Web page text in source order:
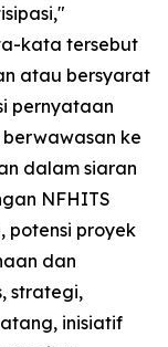
kata tersebut
atau bersyarat
pernyataan
ke
dalam siaran
NFHITS
potensi proyek
dan
strategi,
inisiatif